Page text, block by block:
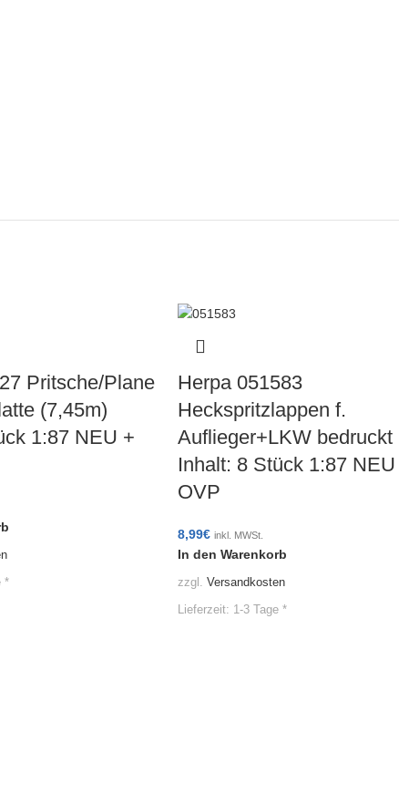
Pritsche/Plane
(7,45m)
1:87 NEU +
*
Herpa 051583
Heckspritzlappen f.
Auflieger+LKW bedruckt
Inhalt: 8 Stück 1:87 NEU
OVP
8,99€ inkl. MWSt.
In den Warenkorb
zzgl. Versandkosten
Lieferzeit: 1-3 Tage *